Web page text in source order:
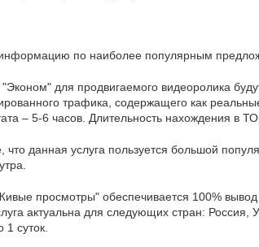
по наиболее популярным
"Эконом" для продвигаемого видеоролика
трафика, содержащего как
– 5-6 часов. Длительность нахождения в
данная услуга пользуется большой
просмотры" обеспечивается 100%
актуальна для следующих стран:
1 суток.